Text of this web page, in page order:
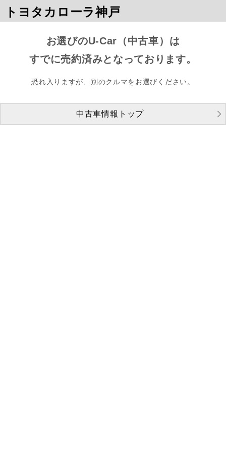
トヨタカローラ神戸
お選びのU-Car（中古車）は
すでに売約済みとなっております。
恐れ入りますが、別のクルマをお選びください。
中古車情報トップ